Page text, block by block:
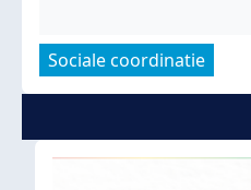
Sociale coordinatie